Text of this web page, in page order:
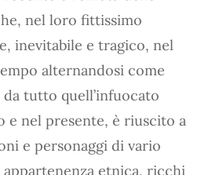
nel loro fittissimo
inevitabile e tragico, nel
alternandosi come
tutto quell’infuocato
e nel presente, è riuscito a
e personaggi di vario
appartenenza etnica, ricchi